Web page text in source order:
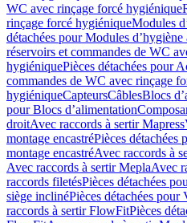
WC avec rinçage forcé hygiénique
rinçage forcé hygiéniqueModules
détachées pour Modules d’hygiène
réservoirs et commandes de WC
hygiéniquePièces détachées pour
commandes de WC avec rinçage
hygiéniqueCapteursCâblesBlocs
pour Blocs d’alimentation
droitAvec raccords à sertir Mapress
montage encastréPièces détachées
montage encastréAvec raccords à
Avec raccords à sertir MeplaAvec
raccords filetésPièces détachées
siège inclinéPièces détachées pour
raccords à sertir FlowFitPièces